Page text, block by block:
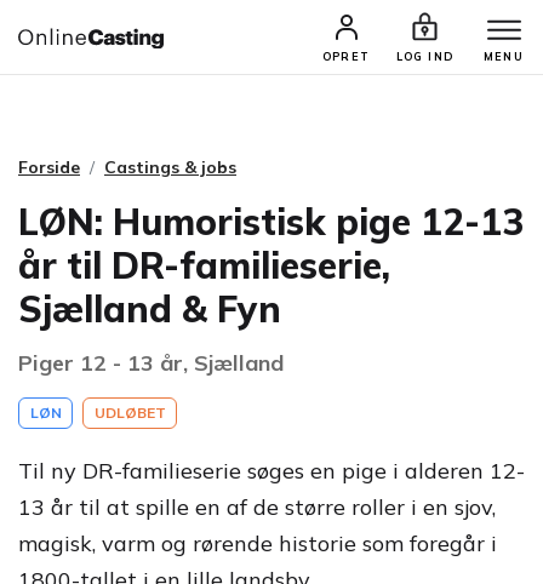
OPRET LOG IND MENU
CASTINGS & JOBS SØG PROFIL
Forside Castings & jobs
LØN: Humoristisk pige 12-13
år til DR-familieserie,
Sjælland & Fyn
Piger 12 - 13 år, Sjælland
LØN UDLØBET
Til ny DR-familieserie søges en pige i alderen 12-
13 år til at spille en af de større roller i en sjov,
magisk, varm og rørende historie som foregår i